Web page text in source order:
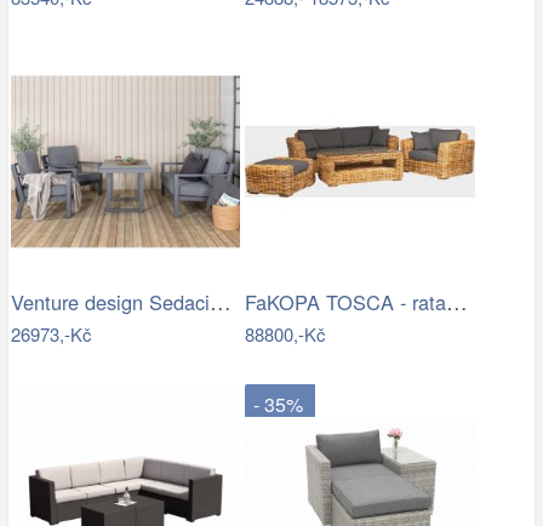
Venture design Sedacia súprava…
26973,-Kč
FaKOPA TOSCA - ratanová sestava Amy Mdum
88800,-Kč
- 35%